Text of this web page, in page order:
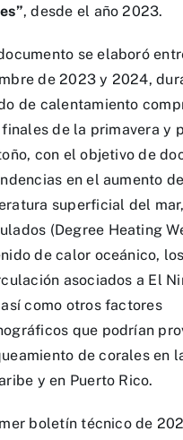
, desde el año 2023.
se elaboró
de 2023 y 2024,
de calentamiento
de la primavera y
con el objetivo de
en el aumento
superficial del
(Degree Heating
de calor oceánico,
asociados a El
como otros factores
que podrían
de corales en
y en Puerto Rico.
boletín técnico de